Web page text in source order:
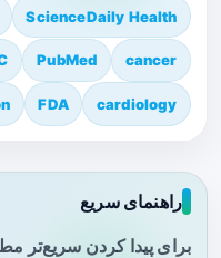
ScienceDaily Health
cancer
PubMed
cardiology
FDA
راهنمای سریع
برای پیدا کردن سریع‌تر